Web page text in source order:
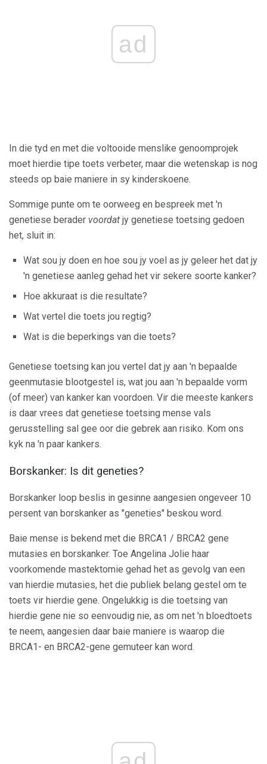
ad
In die tyd en met die voltooide menslike genoomprojek
moet hierdie tipe toets verbeter, maar die wetenskap is nog
steeds op baie maniere in sy kinderskoene.
Sommige punte om te oorweeg en bespreek met 'n
genetiese berader voordat jy genetiese toetsing gedoen
het, sluit in:
Wat sou jy doen en hoe sou jy voel as jy geleer het dat jy
'n genetiese aanleg gehad het vir sekere soorte kanker?
Hoe akkuraat is die resultate?
Wat vertel die toets jou regtig?
Wat is die beperkings van die toets?
Genetiese toetsing kan jou vertel dat jy aan 'n bepaalde
geenmutasie blootgestel is, wat jou aan 'n bepaalde vorm
(of meer) van kanker kan voordoen. Vir die meeste kankers
is daar vrees dat genetiese toetsing mense vals
gerusstelling sal gee oor die gebrek aan risiko. Kom ons
kyk na 'n paar kankers.
Borskanker: Is dit geneties?
Borskanker loop beslis in gesinne aangesien ongeveer 10
persent van borskanker as "geneties" beskou word.
Baie mense is bekend met die BRCA1 / BRCA2 gene
mutasies en borskanker. Toe Angelina Jolie haar
voorkomende mastektomie gehad het as gevolg van een
van hierdie mutasies, het die publiek belang gestel om te
toets vir hierdie gene. Ongelukkig is die toetsing van
hierdie gene nie so eenvoudig nie, as om net 'n bloedtoets
te neem, aangesien daar baie maniere is waarop die
BRCA1- en BRCA2-gene gemuteer kan word.